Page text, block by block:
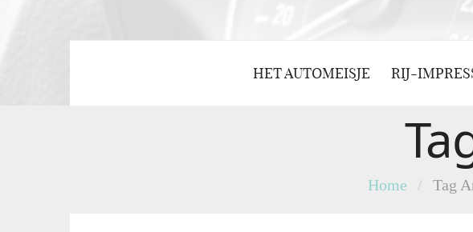
HET AUTOMEISJE RIJ-
Home / Tag